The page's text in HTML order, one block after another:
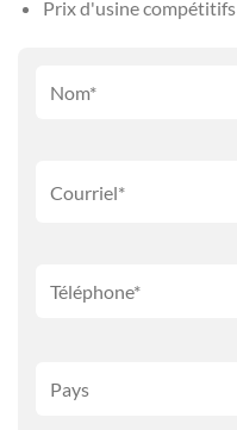
Prix d'usine compétitifs